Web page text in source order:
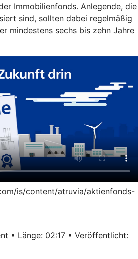
Immobilienfonds. Anlegende, die
sind, sollten dabei regelmäßig
mindestens sechs bis zehn Jahre
is/content/atruvia/aktienfonds-
• Länge: 02:17 • Veröffentlicht: